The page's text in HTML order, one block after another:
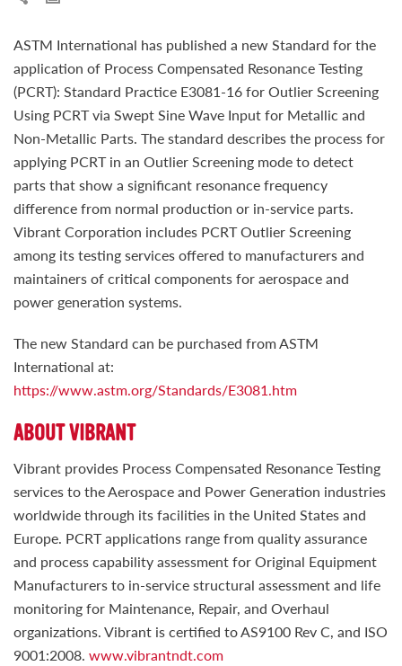
ASTM International has published a new Standard for the
application of Process Compensated Resonance Testing
(PCRT): Standard Practice E3081-16 for Outlier Screening
Using PCRT via Swept Sine Wave Input for Metallic and
Non-Metallic Parts. The standard describes the process for
applying PCRT in an Outlier Screening mode to detect
parts that show a significant resonance frequency
difference from normal production or in-service parts.
Vibrant Corporation includes PCRT Outlier Screening
among its testing services offered to manufacturers and
maintainers of critical components for aerospace and
power generation systems.
The new Standard can be purchased from ASTM
International at:
https://www.astm.org/Standards/E3081.htm
ABOUT VIBRANT
Vibrant provides Process Compensated Resonance Testing
services to the Aerospace and Power Generation industries
worldwide through its facilities in the United States and
Europe. PCRT applications range from quality assurance
and process capability assessment for Original Equipment
Manufacturers to in-service structural assessment and life
monitoring for Maintenance, Repair, and Overhaul
organizations. Vibrant is certified to AS9100 Rev C, and ISO
9001:2008. www.vibrantndt.com